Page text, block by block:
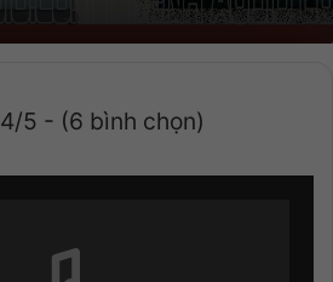
4/5 - (6 bình chọn)